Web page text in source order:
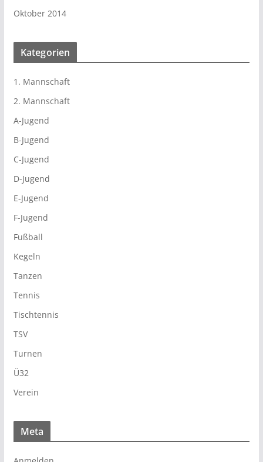
Oktober 2014
Kategorien
1. Mannschaft
2. Mannschaft
A-Jugend
B-Jugend
C-Jugend
D-Jugend
E-Jugend
F-Jugend
Fußball
Kegeln
Tanzen
Tennis
Tischtennis
TSV
Turnen
Ü32
Verein
Meta